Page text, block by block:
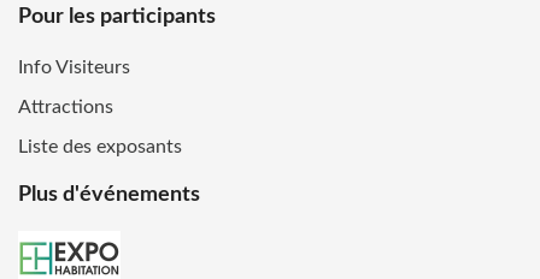
Pour les participants
Info Visiteurs
Attractions
Liste des exposants
Plus d'événements